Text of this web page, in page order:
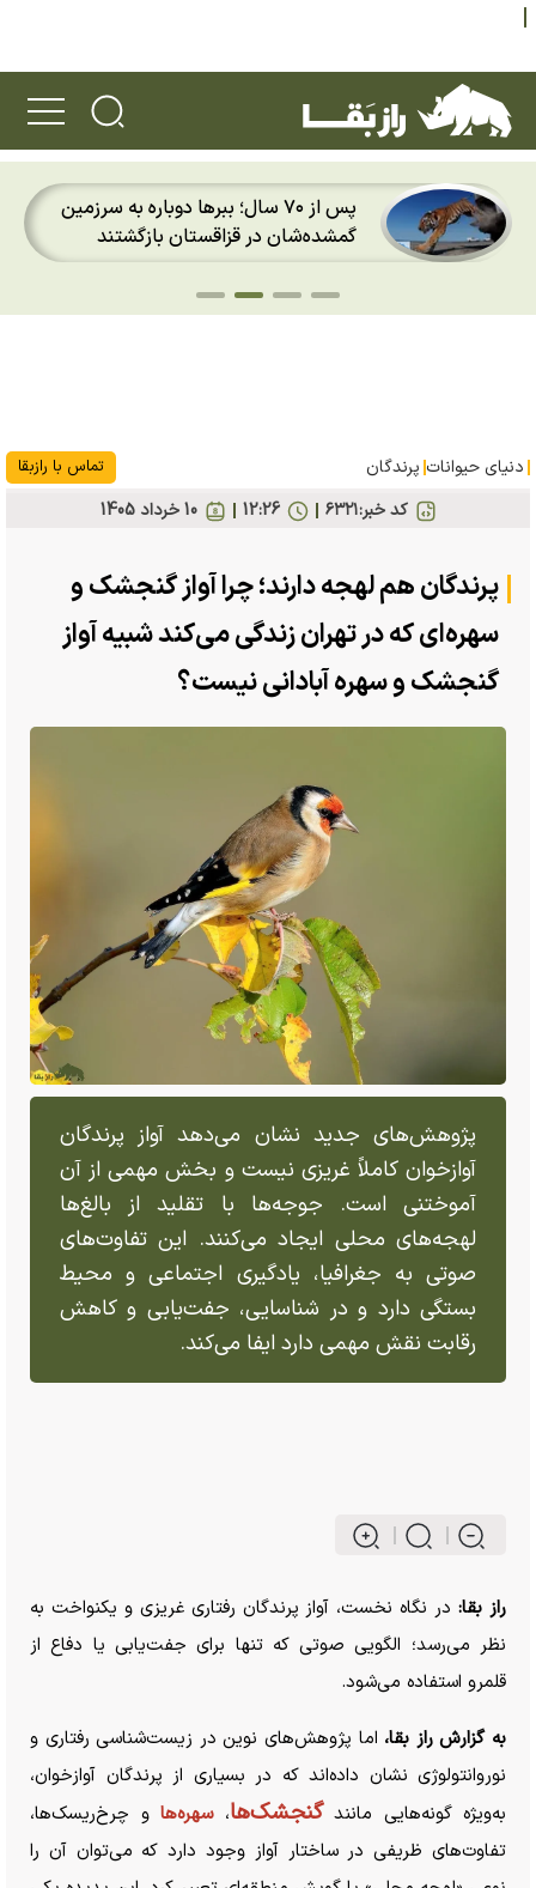
پس از ۷۰ سال؛ ببرها دوباره به سرزمین
گمشده‌شان در قزاقستان بازگشتند
دنیای حیوانات پرندگان تماس با رازبقا
کد خبر:۶۳۲۱ 10 خرداد 1405 12:26
پرندگان هم لهجه دارند؛ چرا آواز گنجشک‌ و
سهره‌ای که در تهران زندگی می‌کند شبیه آواز
گنجشک و سهره آبادانی نیست؟
پژوهش‌های جدید نشان می‌دهد آواز پرندگان
آوازخوان کاملاً غریزی نیست و بخش مهمی از آن
آموختنی است. جوجه‌ها با تقلید از بالغ‌ها
لهجه‌های محلی ایجاد می‌کنند. این تفاوت‌های
صوتی به جغرافیا، یادگیری اجتماعی و محیط
بستگی دارد و در شناسایی، جفت‌یابی و کاهش
رقابت نقش مهمی دارد ایفا می‌کند.
راز بقا: در نگاه نخست، آواز پرندگان رفتاری غریزی و یکنواخت به
نظر می‌رسد؛ الگویی صوتی که تنها برای جفت‌یابی یا دفاع از
قلمرو استفاده می‌شود.
به گزارش راز بقا، اما پژوهش‌های نوین در زیست‌شناسی رفتاری و
نوروانتولوژی نشان داده‌اند که در بسیاری از پرندگان آوازخوان،
به‌ویژه گونه‌هایی مانندگنجشک‌ها،سهره‌ها و چرخ‌ریسک‌ها،
تفاوت‌های ظریفی در ساختار آواز وجود دارد که می‌توان آن را